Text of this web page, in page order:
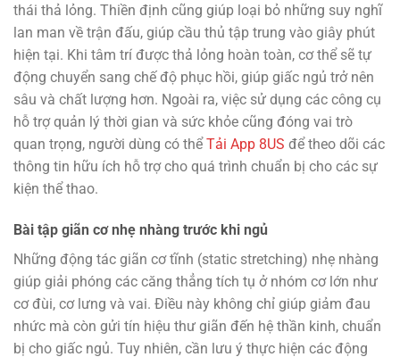
thái thả lỏng. Thiền định cũng giúp loại bỏ những suy nghĩ
lan man về trận đấu, giúp cầu thủ tập trung vào giây phút
hiện tại. Khi tâm trí được thả lỏng hoàn toàn, cơ thể sẽ tự
động chuyển sang chế độ phục hồi, giúp giấc ngủ trở nên
sâu và chất lượng hơn. Ngoài ra, việc sử dụng các công cụ
hỗ trợ quản lý thời gian và sức khỏe cũng đóng vai trò
quan trọng, người dùng có thểTải App 8US để theo dõi các
thông tin hữu ích hỗ trợ cho quá trình chuẩn bị cho các sự
kiện thể thao.
Bài tập giãn cơ nhẹ nhàng trước khi ngủ
Những động tác giãn cơ tĩnh (static stretching) nhẹ nhàng
giúp giải phóng các căng thẳng tích tụ ở nhóm cơ lớn như
cơ đùi, cơ lưng và vai. Điều này không chỉ giúp giảm đau
nhức mà còn gửi tín hiệu thư giãn đến hệ thần kinh, chuẩn
bị cho giấc ngủ. Tuy nhiên, cần lưu ý thực hiện các động